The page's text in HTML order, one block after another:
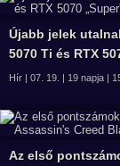
Újabb jelek
5070 Ti és RTX
Hír | 07. 19. | 19 napja |
Az első